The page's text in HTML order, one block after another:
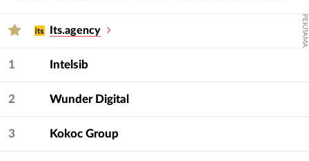
Its.agency РЕКЛАМА
1 Intelsib
2 Wunder Digital
3 Kokoc Group